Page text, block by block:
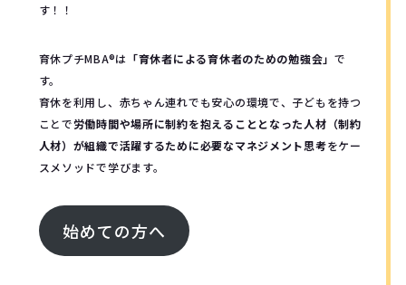
す！！
育休プチMBA®︎は 「育休者による育休者のための勉強会」で
す。
育休を利用し、赤ちゃん連れでも安心の環境で、子どもを持つ
ことで労働時間や場所に制約を抱えることとなった人材（制約
人材）が組織で活躍するために必要なマネジメント思考をケー
スメソッドで学びます。
始めての方へ